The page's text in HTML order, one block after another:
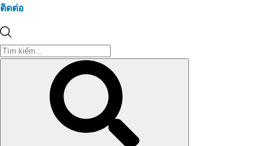
ติดต่อ